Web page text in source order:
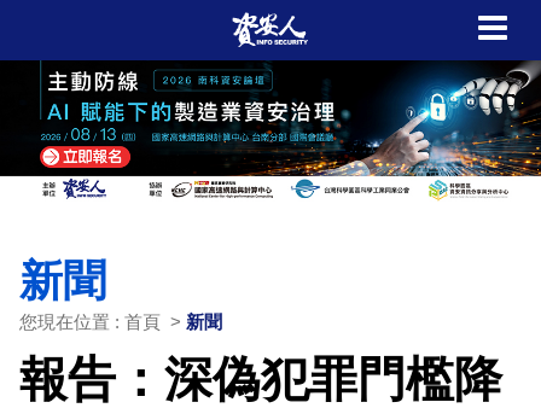
新聞
您現在位置 : 首頁 > 新聞
報告：深偽犯罪門檻降